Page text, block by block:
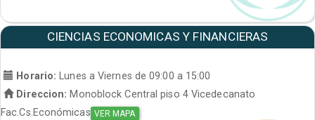
CIENCIAS ECONOMICAS Y FINANCIERAS
Horario: Lunes a Viernes de 09:00 a 15:00
Direccion: Monoblock Central piso 4 Vicedecanato
Fac.Cs.Económicas VER MAPA